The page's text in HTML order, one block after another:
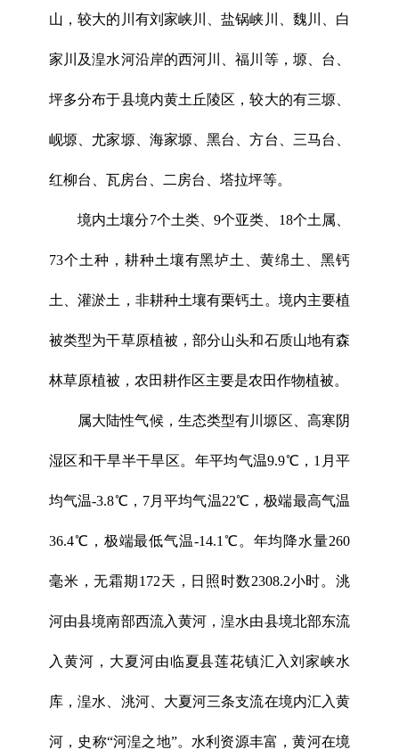
山，较大的川有刘家峡川、盐锅峡川、魏川、白
家川及湟水河沿岸的西河川、福川等，塬、台、
坪多分布于县境内黄土丘陵区，较大的有三塬、
岘塬、尤家塬、海家塬、黑台、方台、三马台、
红柳台、瓦房台、二房台、塔拉坪等。
境内土壤分7个土类、9个亚类、18个土属、
73个土种，耕种土壤有黑垆土、黄绵土、黑钙
土、灌淤土，非耕种土壤有栗钙土。境内主要植
被类型为干草原植被，部分山头和石质山地有森
林草原植被，农田耕作区主要是农田作物植被。
属大陆性气候，生态类型有川塬区、高寒阴
湿区和干旱半干旱区。年平均气温9.9℃，1月平
均气温-3.8℃，7月平均气温22℃，极端最高气温
36.4℃，极端最低气温-14.1℃。年均降水量260
毫米，无霜期172天，日照时数2308.2小时。洮
河由县境南部西流入黄河，湟水由县境北部东流
入黄河，大夏河由临夏县莲花镇汇入刘家峡水
库，湟水、洮河、大夏河三条支流在境内汇入黄
河，史称“河湟之地”。水利资源丰富，黄河在境